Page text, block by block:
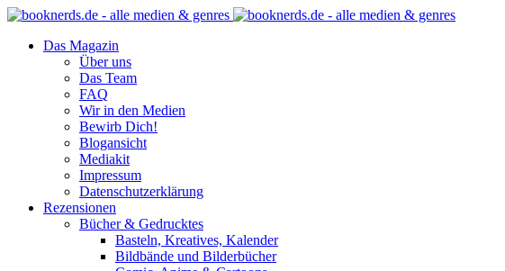
Das Magazin
Über uns
Das Team
FAQ
Wir in den Medien
Bewirb Dich!
Blogansicht
Mediakit
Impressum
Datenschutzerklärung
Rezensionen
Bücher & Gedrucktes
Basteln, Kreatives, Kalender
Bildbände und Bilderbücher